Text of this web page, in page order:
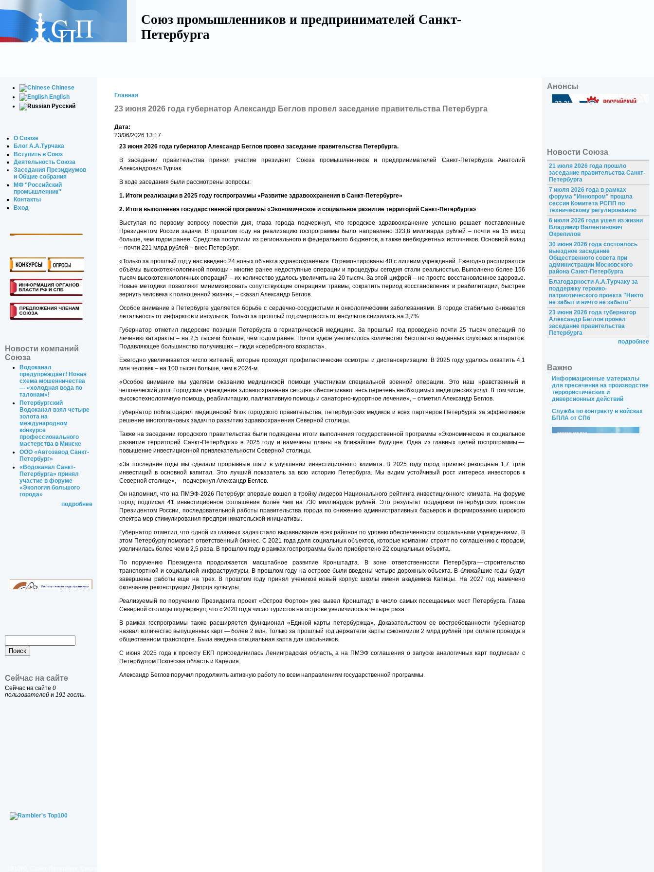
Союз промышленников и предпринимателей Санкт-
Петербурга
Chinese
English
Русский
О Союзе
Блог А.А.Турчака
Вступить в Союз
Деятельность Союза
Заседания Президиумов
и Общие собрания
МФ "Российский
промышленник"
Контакты
Вход
Новости компаний
Союза
Водоканал
предупреждает! Новая
схема мошенничества
— «холодная вода по
талонам»!
Петербургский
Водоканал взял четыре
золота на
международном
конкурсе
профессионального
мастерства в Минске
ООО «Автозавод Санкт-
Петербург»
«Водоканал Санкт-
Петербурга» принял
участие в форуме
«Экология большого
города»
подробнее
Сейчас на сайте
Сейчас на сайте 0
пользователей и 191 гость.
Главная
23 июня 2026 года губернатор Александр Беглов провел заседание правительства Петербурга
Дата:
23/06/2026 13:17
23 июня 2026 года губернатор Александр Беглов провел заседание правительства Петербурга.
В заседании правительства принял участие президент Союза промышленников и предпринимателей Санкт-Петербурга Анатолий
Александрович Турчак.
В ходе заседания были рассмотрены вопросы:
1. Итоги реализации в 2025 году госпрограммы «Развитие здравоохранения в Санкт‑Петербурге»
2. Итоги выполнения государственной программы «Экономическое и социальное развитие территорий Санкт‑Петербурга»
Выступая по первому вопросу повестки дня, глава города подчеркнул, что городское здравоохранение успешно решает поставленные
Президентом России задачи. В прошлом году на реализацию госпрограммы было направлено 323,8 миллиарда рублей – почти на 15 млрд
больше, чем годом ранее. Средства поступили из регионального и федерального бюджетов, а также внебюджетных источников. Основной вклад
– почти 221 млрд рублей – внес Петербург.
«Только за прошлый год у нас введено 24 новых объекта здравоохранения. Отремонтированы 40 с лишним учреждений. Ежегодно расширяются
объёмы высокотехнологичной помощи - многие ранее недоступные операции и процедуры сегодня стали реальностью. Выполнено более 156
тысяч высокотехнологичных операций – их количество удалось увеличить на 20 тысяч. За этой цифрой – не просто восстановленное здоровье.
Новые методики позволяют минимизировать сопутствующие операциям травмы, сократить период восстановления и реабилитации, быстрее
вернуть человека к полноценной жизни», – сказал Александр Беглов.
Особое внимание в Петербурге уделяется борьбе с сердечно-сосудистыми и онкологическими заболеваниями. В городе стабильно снижается
летальность от инфарктов и инсультов. Только за прошлый год смертность от инсультов снизилась на 3,7%.
Губернатор отметил лидерские позиции Петербурга в гериатрической медицине. За прошлый год проведено почти 25 тысяч операций по
лечению катаракты – на 2,5 тысячи больше, чем годом ранее. Почти вдвое увеличилось количество бесплатно выданных слуховых аппаратов.
Подавляющее большинство получивших – люди «серебряного возраста».
Ежегодно увеличивается число жителей, которые проходят профилактические осмотры и диспансеризацию. В 2025 году удалось охватить 4,1
млн человек – на 100 тысяч больше, чем в 2024-м.
«Особое внимание мы уделяем оказанию медицинской помощи участникам специальной военной операции. Это наш нравственный и
человеческий долг. Городские учреждения здравоохранения сегодня обеспечивают весь перечень необходимых медицинских услуг. В том числе,
высокотехнологичную помощь, реабилитацию, паллиативную помощь и санаторно-курортное лечение», – отметил Александр Беглов.
Губернатор поблагодарил медицинский блок городского правительства, петербургских медиков и всех партнёров Петербурга за эффективное
решение многоплановых задач по развитию здравоохранения Северной столицы.
Также на заседании городского правительства были подведены итоги выполнения государственной программы «Экономическое и социальное
развитие территорий Санкт‑Петербурга» в 2025 году и намечены планы на ближайшее будущее. Одна из главных целей госпрограммы —
повышение инвестиционной привлекательности Северной столицы.
«За последние годы мы сделали прорывные шаги в улучшении инвестиционного климата. В 2025 году город привлек рекордные 1,7 трлн
инвестиций в основной капитал. Это лучший показатель за всю историю Петербурга. Мы видим устойчивый рост интереса инвесторов к
Северной столице»,— подчеркнул Александр Беглов.
Он напомнил, что на ПМЭФ-2026 Петербург впервые вошел в тройку лидеров Национального рейтинга инвестиционного климата. На форуме
город подписал 41 инвестиционное соглашение более чем на 730 миллиардов рублей. Это результат поддержки петербургских проектов
Президентом России, последовательной работы правительства города по снижению административных барьеров и формированию широкого
спектра мер стимулирования предпринимательской инициативы.
Губернатор отметил, что одной из главных задач стало выравнивание всех районов по уровню обеспеченности социальными учреждениями. В
этом Петербургу помогает ответственный бизнес. С 2021 года доля социальных объектов, которые компании строят по соглашению с городом,
увеличилась более чем в 2,5 раза. В прошлом году в рамках госпрограммы было приобретено 22 социальных объекта.
По поручению Президента продолжается масштабное развитие Кронштадта. В зоне ответственности Петербурга — строительство
транспортной и социальной инфраструктуры. В прошлом году на острове были введены четыре дорожных объекта. В ближайшие годы будут
завершены работы еще на трех. В прошлом году принял учеников новый корпус школы имени академика Капицы. На 2027 год намечено
окончание реконструкции Дворца культуры.
Реализуемый по поручению Президента проект «Остров Фортов» уже вывел Кронштадт в число самых посещаемых мест Петербурга. Глава
Северной столицы подчеркнул, что с 2020 года число туристов на острове увеличилось в четыре раза.
В рамках госпрограммы также расширяется функционал «Единой карты петербуржца». Доказательством ее востребованности губернатор
назвал количество выпущенных карт — более 2 млн. Только за прошлый год держатели карты сэкономили 2 млрд рублей при оплате проезда в
общественном транспорте. Была введена специальная карта для школьников.
С июня 2025 года к проекту ЕКП присоединилась Ленинградская область, а на ПМЭФ соглашения о запуске аналогичных карт подписали с
Петербургом Псковская область и Карелия.
Александр Беглов поручил продолжить активную работу по всем направлениям государственной программы.
Анонсы
Новости Союза
21 июля 2026 года прошло
заседание правительства Санкт-
Петербурга
7 июля 2026 года в рамках
форума "Иннопром" прошла
сессия Комитета РСПП по
техническому регулированию
6 июля 2026 года ушел из жизни
Владимир Валентинович
Окрепилов
30 июня 2026 года состоялось
выездное заседание
Общественного совета при
администрации Московского
района Санкт-Петербурга
Благодарности А.А.Турчаку за
поддержку героико-
патриотического проекта "Никто
не забыт и ничто не забыто"
23 июня 2026 года губернатор
Александр Беглов провел
заседание правительства
Петербурга
подробнее
Важно
Информационные материалы
для пресечения на производстве
террористических и
диверсионных действий
Служба по контракту в войсках
БПЛА от СПб